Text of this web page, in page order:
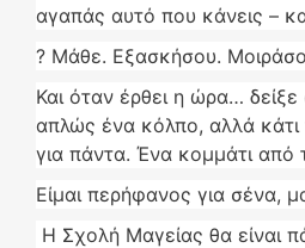
αγαπάς αυτό που κάνεις –
? Μάθε. Εξασκήσου.
Και όταν έρθει η ώρα…
απλώς ένα κόλπο, αλλά κάτι
για πάντα. Ένα κομμάτι από
Είμαι περήφανος για σένα,
Η Σχολή Μαγείας θα είναι